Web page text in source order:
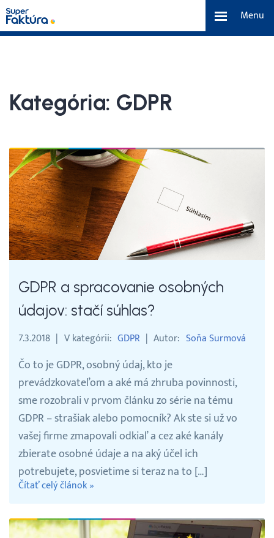
Menu
Cenník
O nás
Tím a náš príbeh
Webináre
Blog
Vyhľadávanie
Slovenčina
Slovenčina
English
30 DNÍ ZADARMO
Kategória: GDPR
GDPR a spracovanie osobných
údajov: stačí súhlas?
7.3.2018 V kategórii GDPR Autor Soňa Surmová
Čo to je GDPR, osobný údaj, kto je
prevádzkovateľom a aké má zhruba povinnosti,
sme rozobrali v prvom článku zo série na tému
GDPR – strašiak alebo pomocník? Ak ste si už vo
vašej firme zmapovali odkiaľ a cez aké kanály
zbierate osobné údaje a na aký účel ich
potrebujete, posvietime si teraz na to […]
Čítať celý článok »